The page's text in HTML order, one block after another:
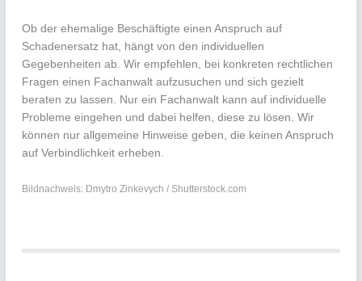
Ob der ehemalige Beschäftigte einen Anspruch auf
Schadenersatz hat, hängt von den individuellen
Gegebenheiten ab. Wir empfehlen, bei konkreten rechtlichen
Fragen einen Fachanwalt aufzusuchen und sich gezielt
beraten zu lassen. Nur ein Fachanwalt kann auf individuelle
Probleme eingehen und dabei helfen, diese zu lösen. Wir
können nur allgemeine Hinweise geben, die keinen Anspruch
auf Verbindlichkeit erheben.
Bildnachweis: Dmytro Zinkevych / Shutterstock.com